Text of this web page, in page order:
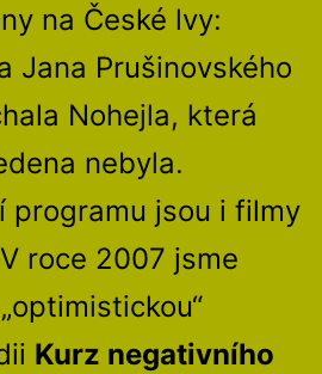
na České lvy:
Jana Prušinovského
Nohejla, která
nebyla.
jsou i filmy
roce 2007 jsme
Kurz negativního